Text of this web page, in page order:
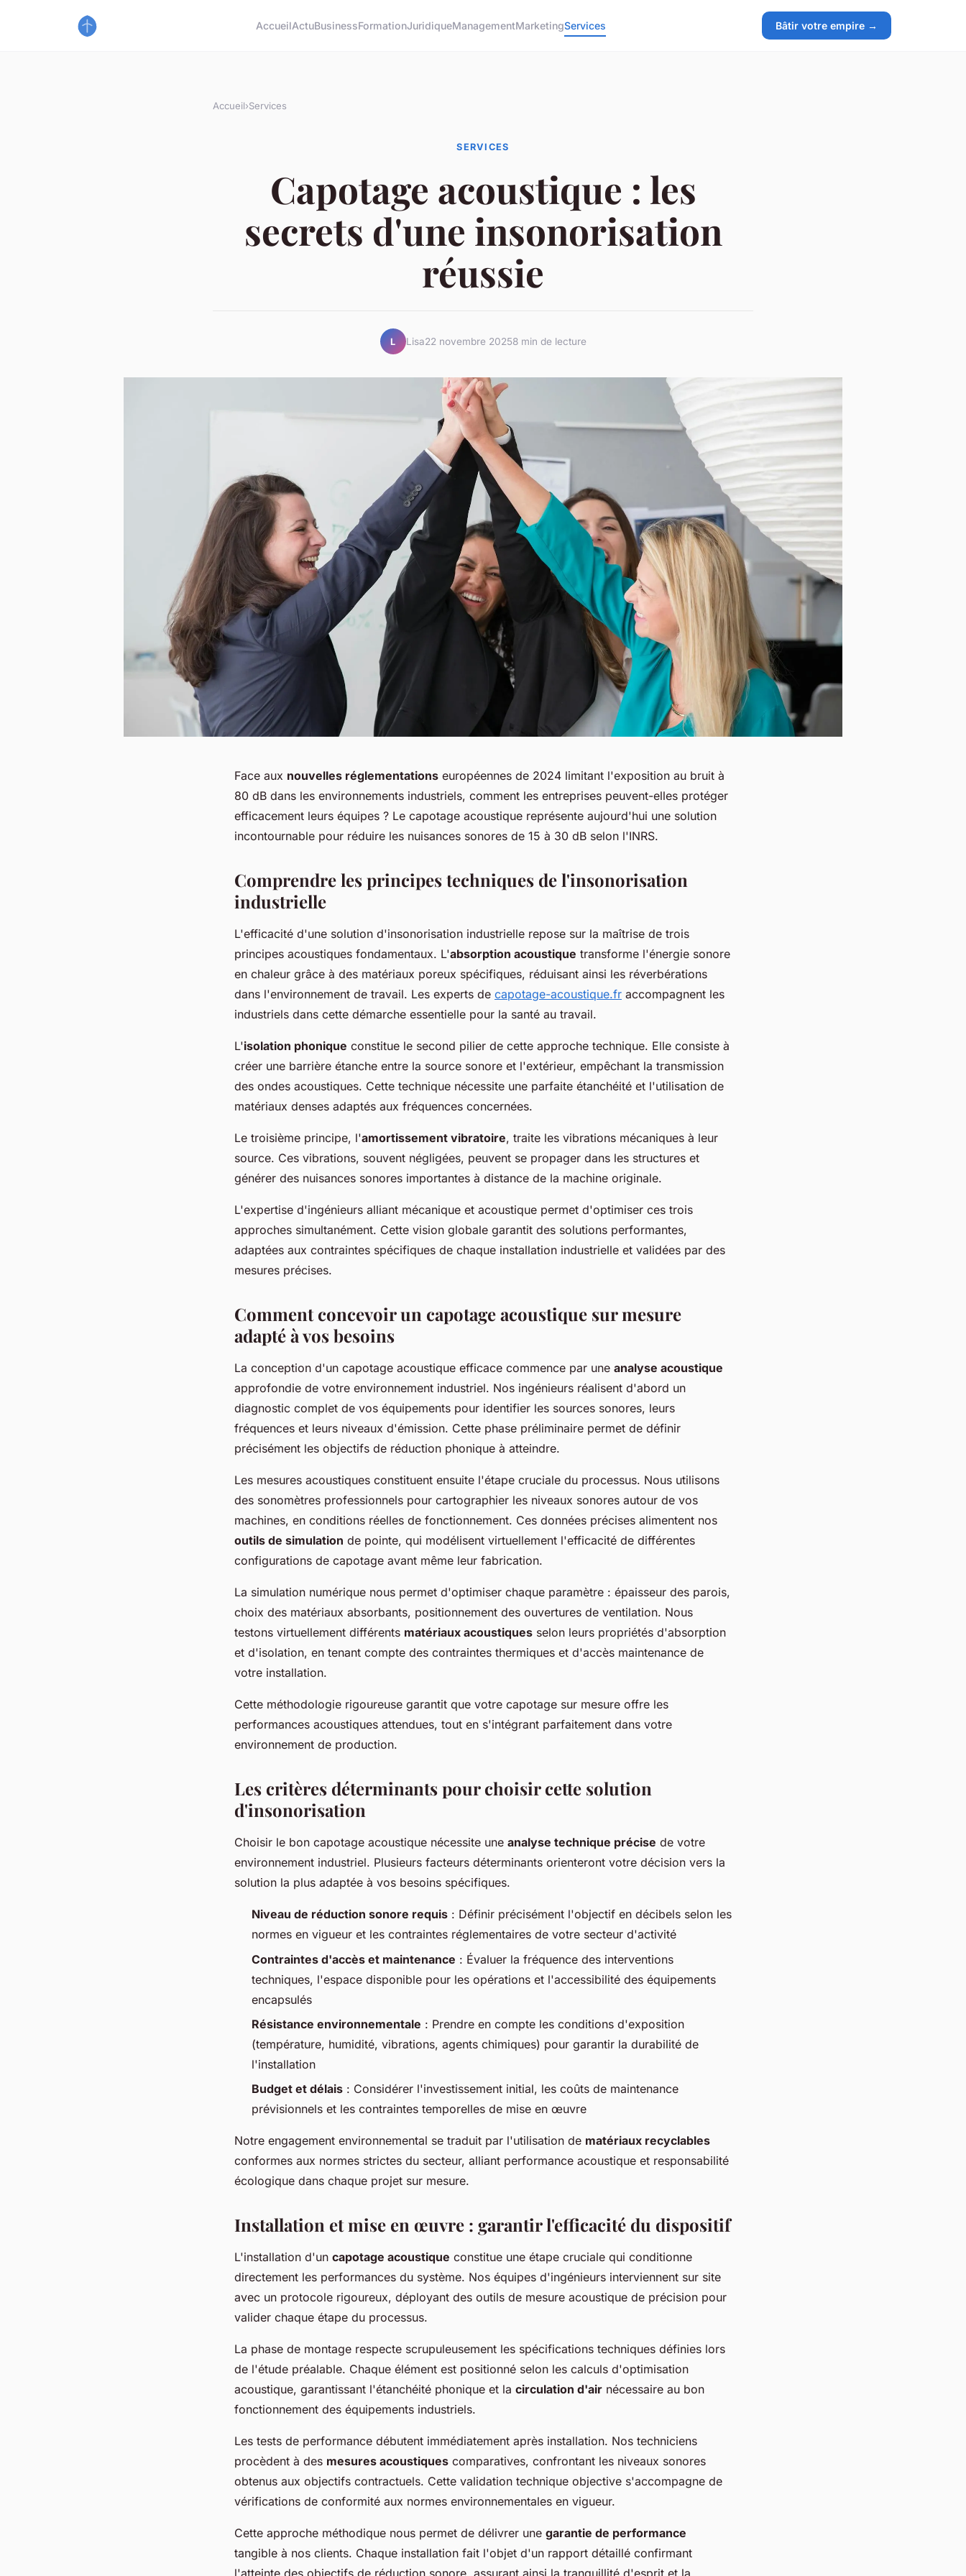
AccueilActuBusinessFormationJuridiqueManagementMarketingServices Bâtir votre empire →
Accueil›Services
SERVICES
Capotage acoustique : les
secrets d'une insonorisation
réussie
L Lisa22 novembre 20258 min de lecture
Face aux nouvelles réglementations européennes de 2024 limitant l'exposition au bruit à
80 dB dans les environnements industriels, comment les entreprises peuvent-elles protéger
efficacement leurs équipes ? Le capotage acoustique représente aujourd'hui une solution
incontournable pour réduire les nuisances sonores de 15 à 30 dB selon l'INRS.
Comprendre les principes techniques de l'insonorisation
industrielle
L'efficacité d'une solution d'insonorisation industrielle repose sur la maîtrise de trois
principes acoustiques fondamentaux. L'absorption acoustique transforme l'énergie sonore
en chaleur grâce à des matériaux poreux spécifiques, réduisant ainsi les réverbérations
dans l'environnement de travail. Les experts de capotage-acoustique.fr accompagnent les
industriels dans cette démarche essentielle pour la santé au travail.
L'isolation phonique constitue le second pilier de cette approche technique. Elle consiste à
créer une barrière étanche entre la source sonore et l'extérieur, empêchant la transmission
des ondes acoustiques. Cette technique nécessite une parfaite étanchéité et l'utilisation de
matériaux denses adaptés aux fréquences concernées.
Le troisième principe, l'amortissement vibratoire, traite les vibrations mécaniques à leur
source. Ces vibrations, souvent négligées, peuvent se propager dans les structures et
générer des nuisances sonores importantes à distance de la machine originale.
L'expertise d'ingénieurs alliant mécanique et acoustique permet d'optimiser ces trois
approches simultanément. Cette vision globale garantit des solutions performantes,
adaptées aux contraintes spécifiques de chaque installation industrielle et validées par des
mesures précises.
Comment concevoir un capotage acoustique sur mesure
adapté à vos besoins
La conception d'un capotage acoustique efficace commence par une analyse acoustique
approfondie de votre environnement industriel. Nos ingénieurs réalisent d'abord un
diagnostic complet de vos équipements pour identifier les sources sonores, leurs
fréquences et leurs niveaux d'émission. Cette phase préliminaire permet de définir
précisément les objectifs de réduction phonique à atteindre.
Les mesures acoustiques constituent ensuite l'étape cruciale du processus. Nous utilisons
des sonomètres professionnels pour cartographier les niveaux sonores autour de vos
machines, en conditions réelles de fonctionnement. Ces données précises alimentent nos
outils de simulation de pointe, qui modélisent virtuellement l'efficacité de différentes
configurations de capotage avant même leur fabrication.
La simulation numérique nous permet d'optimiser chaque paramètre : épaisseur des parois,
choix des matériaux absorbants, positionnement des ouvertures de ventilation. Nous
testons virtuellement différents matériaux acoustiques selon leurs propriétés d'absorption
et d'isolation, en tenant compte des contraintes thermiques et d'accès maintenance de
votre installation.
Cette méthodologie rigoureuse garantit que votre capotage sur mesure offre les
performances acoustiques attendues, tout en s'intégrant parfaitement dans votre
environnement de production.
Les critères déterminants pour choisir cette solution
d'insonorisation
Choisir le bon capotage acoustique nécessite une analyse technique précise de votre
environnement industriel. Plusieurs facteurs déterminants orienteront votre décision vers la
solution la plus adaptée à vos besoins spécifiques.
Niveau de réduction sonore requis : Définir précisément l'objectif en décibels selon les
normes en vigueur et les contraintes réglementaires de votre secteur d'activité
Contraintes d'accès et maintenance : Évaluer la fréquence des interventions
techniques, l'espace disponible pour les opérations et l'accessibilité des équipements
encapsulés
Résistance environnementale : Prendre en compte les conditions d'exposition
(température, humidité, vibrations, agents chimiques) pour garantir la durabilité de
l'installation
Budget et délais : Considérer l'investissement initial, les coûts de maintenance
prévisionnels et les contraintes temporelles de mise en œuvre
Notre engagement environnemental se traduit par l'utilisation de matériaux recyclables
conformes aux normes strictes du secteur, alliant performance acoustique et responsabilité
écologique dans chaque projet sur mesure.
Installation et mise en œuvre : garantir l'efficacité du dispositif
L'installation d'un capotage acoustique constitue une étape cruciale qui conditionne
directement les performances du système. Nos équipes d'ingénieurs interviennent sur site
avec un protocole rigoureux, déployant des outils de mesure acoustique de précision pour
valider chaque étape du processus.
La phase de montage respecte scrupuleusement les spécifications techniques définies lors
de l'étude préalable. Chaque élément est positionné selon les calculs d'optimisation
acoustique, garantissant l'étanchéité phonique et la circulation d'air nécessaire au bon
fonctionnement des équipements industriels.
Les tests de performance débutent immédiatement après installation. Nos techniciens
procèdent à des mesures acoustiques comparatives, confrontant les niveaux sonores
obtenus aux objectifs contractuels. Cette validation technique objective s'accompagne de
vérifications de conformité aux normes environnementales en vigueur.
Cette approche méthodique nous permet de délivrer une garantie de performance
tangible à nos clients. Chaque installation fait l'objet d'un rapport détaillé confirmant